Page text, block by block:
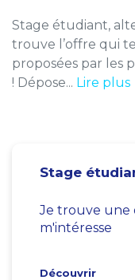
Stage étudiant,
trouve l’offre qui
proposées par les
! Dépose... Lire plus
Stage
Je trouve une
m'intéresse
Découvrir